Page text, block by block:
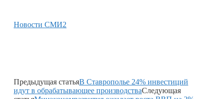
Новости СМИ2
Предыдущая статьяВ Ставрополье 24% инвестиций
идут в обрабатывающее производстваСледующая